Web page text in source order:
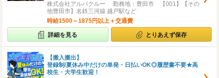
株式会社アルバクルー 勤務地：豊田市 【001】【その
他豊田市】名鉄三河線 越戸駅など
時給1500～1875円以上＋交通費
詳細を見る とりあえず保存
【搬入搬出】
登録制/夏休み中だけの単発・日払いOK◎履歴書不要★高
校生・大学生歓迎！